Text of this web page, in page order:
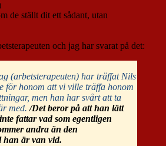
de ställt dit ett sådant, utan
och jag har svarat på det:
(arbetsterapeuten) har träffat Nils
för honom att vi ville träffa honom
men han har svårt att ta
med. /Det beror på att han lätt
fattar vad som egentligen
andra än den
han är van vid.